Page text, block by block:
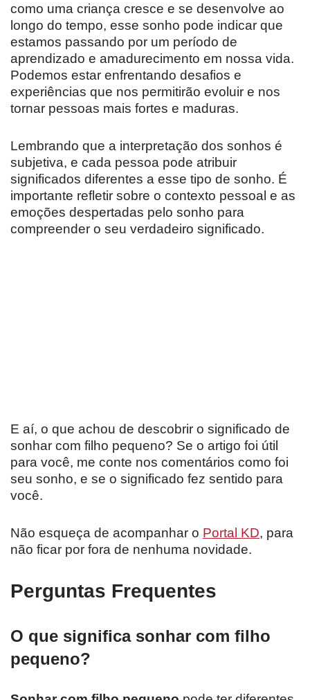
como uma criança cresce e se desenvolve ao
longo do tempo, esse sonho pode indicar que
estamos passando por um período de
aprendizado e amadurecimento em nossa vida.
Podemos estar enfrentando desafios e
experiências que nos permitirão evoluir e nos
tornar pessoas mais fortes e maduras.
Lembrando que a interpretação dos sonhos é
subjetiva, e cada pessoa pode atribuir
significados diferentes a esse tipo de sonho. É
importante refletir sobre o contexto pessoal e as
emoções despertadas pelo sonho para
compreender o seu verdadeiro significado.
E aí, o que achou de descobrir o significado de
sonhar com filho pequeno? Se o artigo foi útil
para você, me conte nos comentários como foi
seu sonho, e se o significado fez sentido para
você.
Não esqueça de acompanhar o Portal KD, para
não ficar por fora de nenhuma novidade.
Perguntas Frequentes
O que significa sonhar com filho
pequeno?